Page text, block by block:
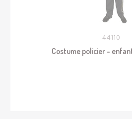
44110
Costume policier -